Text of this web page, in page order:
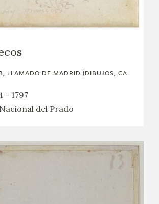
LLAMADO DE MADRID (DIBUJOS, CA.
- 1797
del Prado